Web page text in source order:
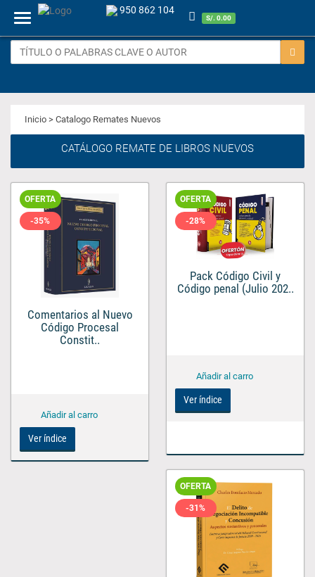
Menu
950 862 104
S/. 0.00
Inicio > Catalogo Remates Nuevos
CATÁLOGO REMATE DE LIBROS NUEVOS
OFERTA
-35%
Comentarios al Nuevo
Código Procesal
Constit..
Ver índice
OFERTA
-28%
Pack Código Civil y
Código penal (Julio 202..
Ver índice
OFERTA
-31%